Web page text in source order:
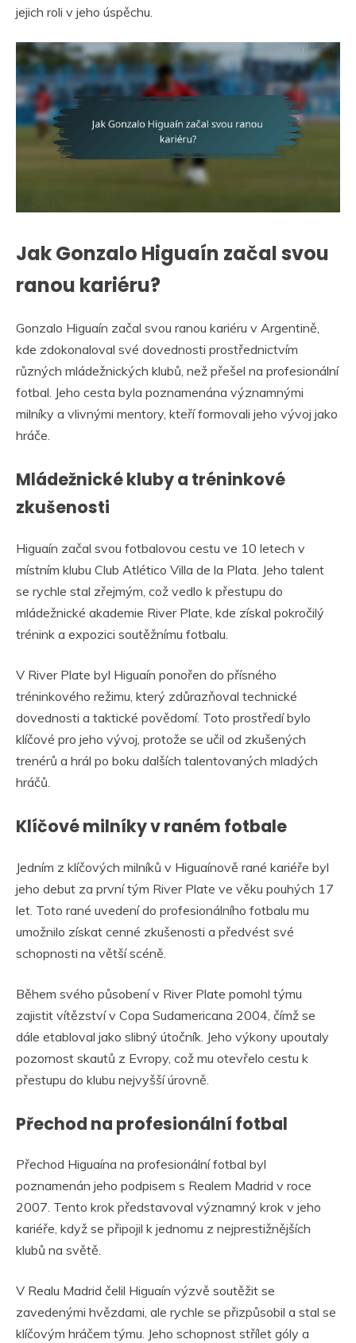
jejich roli v jeho úspěchu.
Jak Gonzalo Higuaín začal svou
ranou kariéru?
Gonzalo Higuaín začal svou ranou kariéru v Argentině,
kde zdokonaloval své dovednosti prostřednictvím
různých mládežnických klubů, než přešel na profesionální
fotbal. Jeho cesta byla poznamenána významnými
milníky a vlivnými mentory, kteří formovali jeho vývoj jako
hráče.
Mládežnické kluby a tréninkové
zkušenosti
Higuaín začal svou fotbalovou cestu ve 10 letech v
místním klubu Club Atlético Villa de la Plata. Jeho talent
se rychle stal zřejmým, což vedlo k přestupu do
mládežnické akademie River Plate, kde získal pokročilý
trénink a expozici soutěžnímu fotbalu.
V River Plate byl Higuaín ponořen do přísného
tréninkového režimu, který zdůrazňoval technické
dovednosti a taktické povědomí. Toto prostředí bylo
klíčové pro jeho vývoj, protože se učil od zkušených
trenérů a hrál po boku dalších talentovaných mladých
hráčů.
Klíčové milníky v raném fotbale
Jedním z klíčových milníků v Higuaínově rané kariéře byl
jeho debut za první tým River Plate ve věku pouhých 17
let. Toto rané uvedení do profesionálního fotbalu mu
umožnilo získat cenné zkušenosti a předvést své
schopnosti na větší scéně.
Během svého působení v River Plate pomohl týmu
zajistit vítězství v Copa Sudamericana 2004, čímž se
dále etabloval jako slibný útočník. Jeho výkony upoutaly
pozornost skautů z Evropy, což mu otevřelo cestu k
přestupu do klubu nejvyšší úrovně.
Přechod na profesionální fotbal
Přechod Higuaína na profesionální fotbal byl
poznamenán jeho podpisem s Realem Madrid v roce
2007. Tento krok představoval významný krok v jeho
kariéře, když se připojil k jednomu z nejprestižnějších
klubů na světě.
V Realu Madrid čelil Higuaín výzvě soutěžit se
zavedenými hvězdami, ale rychle se přizpůsobil a stal se
klíčovým hráčem týmu. Jeho schopnost střílet góly a